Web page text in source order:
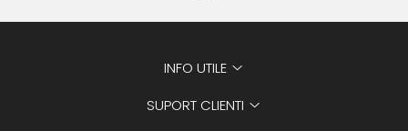
INFO UTILE
SUPORT CLIENTI